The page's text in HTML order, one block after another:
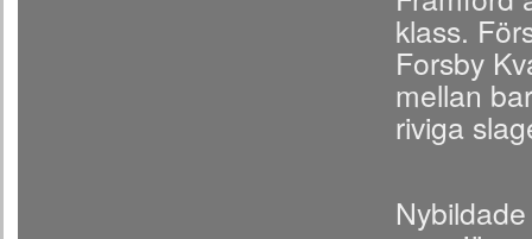
klass.
Forsby
mellan
riviga